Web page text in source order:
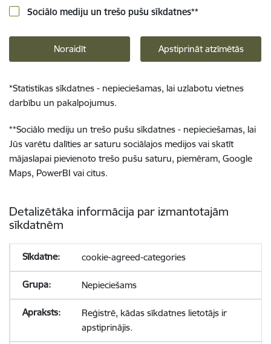
Sociālo mediju un trešo pušu sīkdatnes**
Noraidīt Apstiprināt atzīmētās
*Statistikas sīkdatnes - nepieciešamas, lai uzlabotu vietnes
darbību un pakalpojumus.
**Sociālo mediju un trešo pušu sīkdatnes - nepieciešamas, lai
Jūs varētu dalīties ar saturu sociālajos medijos vai skatīt
mājaslapai pievienoto trešo pušu saturu, piemēram, Google
Maps, PowerBI vai citus.
Detalizētāka informācija par izmantotajām
sīkdatnēm
cookie-agreed-categories
Nepieciešams
Reģistrē, kādas sīkdatnes lietotājs ir
apstiprinājis.